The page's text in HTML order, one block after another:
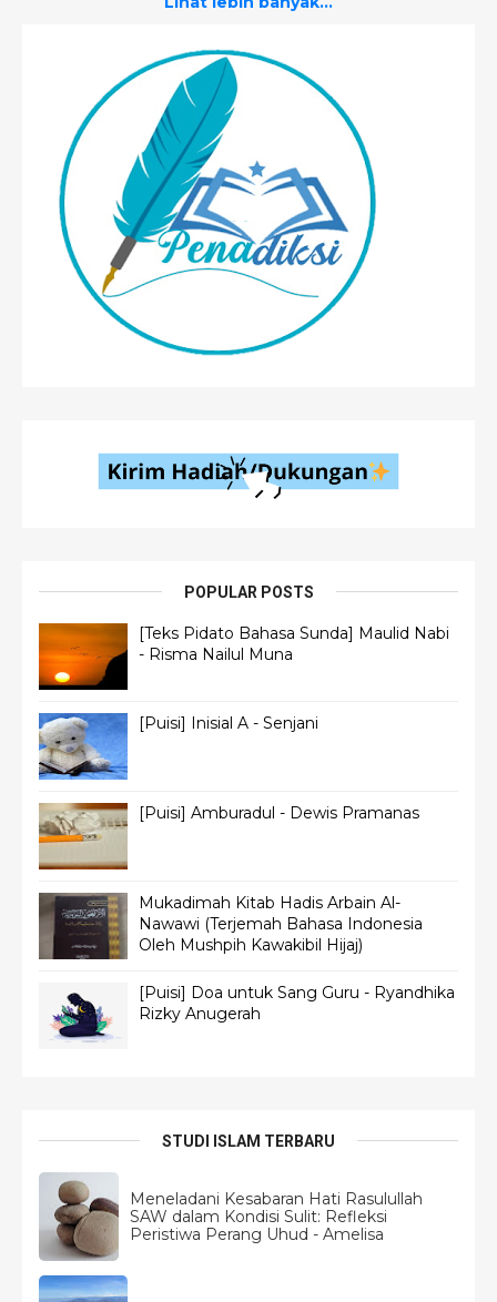
POPULAR POSTS
[Teks Pidato Bahasa Sunda] Maulid Nabi
- Risma Nailul Muna
[Puisi] Inisial A - Senjani
[Puisi] Amburadul - Dewis Pramanas
Mukadimah Kitab Hadis Arbain Al-
Nawawi (Terjemah Bahasa Indonesia
Oleh Mushpih Kawakibil Hijaj)
[Puisi] Doa untuk Sang Guru - Ryandhika
Rizky Anugerah
STUDI ISLAM TERBARU
Meneladani Kesabaran Hati Rasulullah
SAW dalam Kondisi Sulit: Refleksi
Peristiwa Perang Uhud - Amelisa